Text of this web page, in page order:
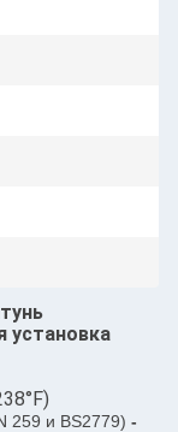
установка
259 и BS2779) -